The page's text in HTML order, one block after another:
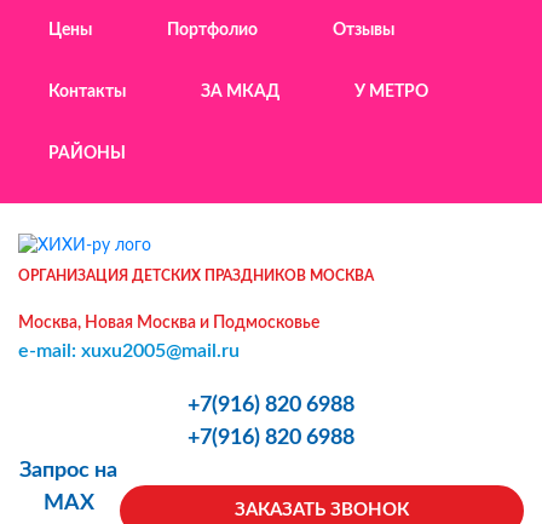
Цены Портфолио Отзывы
Контакты ЗА МКАД У МЕТРО
РАЙОНЫ
ОРГАНИЗАЦИЯ ДЕТСКИХ ПРАЗДНИКОВ МОСКВА
Москва, Новая Москва и Подмосковье
e-mail: xuxu2005@mail.ru
+7(916) 820 6988
+7(916) 820 6988
ЗАКАЗАТЬ ЗВОНОК
Запрос на
MAX